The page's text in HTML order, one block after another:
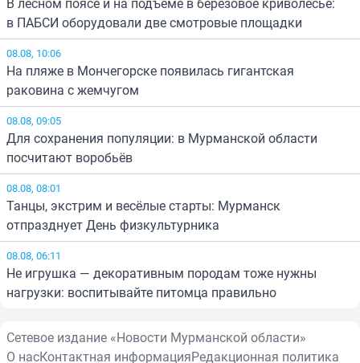
в ПАБСИ оборудовали две смотровые площадки
08.08, 10:06
На пляже в Мончегорске появилась гигантская
раковина с жемчугом
08.08, 09:05
Для сохранения популяции: в Мурманской области
посчитают воробьёв
08.08, 08:01
Танцы, экстрим и весёлые старты: Мурманск
отпразднует День физкультурника
08.08, 06:11
Не игрушка — декоративным породам тоже нужны
нагрузки: воспитывайте питомца правильно
Сетевое издание «Новости Мурманской области»
О насКонтактная информацияРедакционная политика